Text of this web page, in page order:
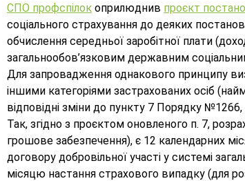
СПО профспілок оприлюднив проєкт
соціального страхування до деяких
обчислення середньої заробітної плати
загальнообов’язковим державним
Для запровадження однакового принципу
іншими категоріями застрахованих осіб
відповідні зміни до пункту 7 Порядку
Так, згідно з проєктом оновленого п. 7,
грошове забезпечення), є 12 календарних
договору добровільної участі у системі
місяцю настання страхового випадку (для